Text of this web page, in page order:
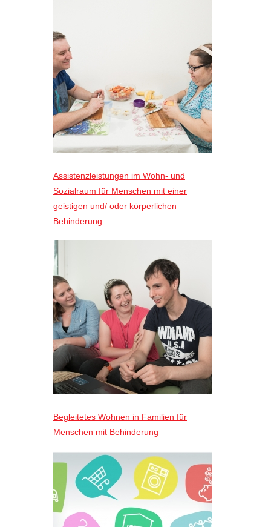
Assistenzleistungen im Wohn- und
Sozialraum für Menschen mit einer
geistigen und/ oder körperlichen
Behinderung
Begleitetes Wohnen in Familien für
Menschen mit Behinderung